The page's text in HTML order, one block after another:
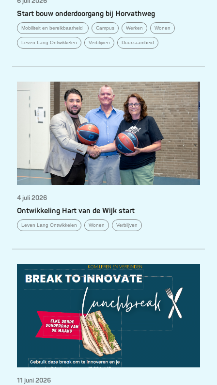
Start bouw onderdoorgang bij Horvathweg
Mobiliteit en bereikbaarheid Campus Werken Wonen
Leven Lang Ontwikkelen Verblijven Duurzaamheid
4 juli 2026
Ontwikkeling Hart van de Wijk start
Leven Lang Ontwikkelen Wonen Verblijven
11 juni 2026